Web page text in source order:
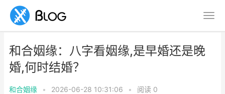
和合姻缘：八字看姻缘,是早婚还是晚
婚,何时结婚？
和合姻缘 • 2026-06-28 10:31:06 • 阅读 0